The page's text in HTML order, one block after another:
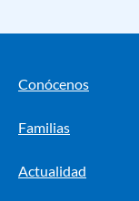
Conócenos
Familias
Actualidad